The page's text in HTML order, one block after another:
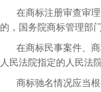
在商标注册审查审
的，国务院商标管理部
在商标民事案件、
人民法院指定的人民法
商标驰名情况应当